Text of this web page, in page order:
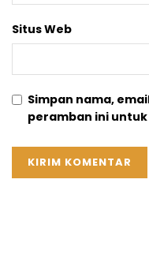
Situs Web
Simpan nama,
peramban ini